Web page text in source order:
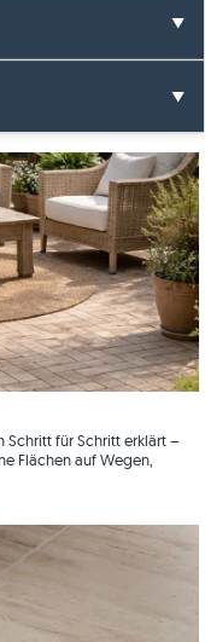
Schritt für Schritt erklärt –
Flächen auf Wegen,